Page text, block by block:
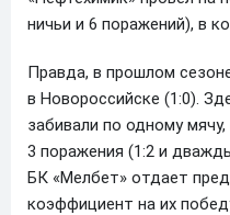
ничьи и 6 поражений), в
Правда, в прошлом
в Новороссийске (1:0).
забивали по одному
3 поражения (1:2 и
БК «Мелбет» отдает
коэффициент на их